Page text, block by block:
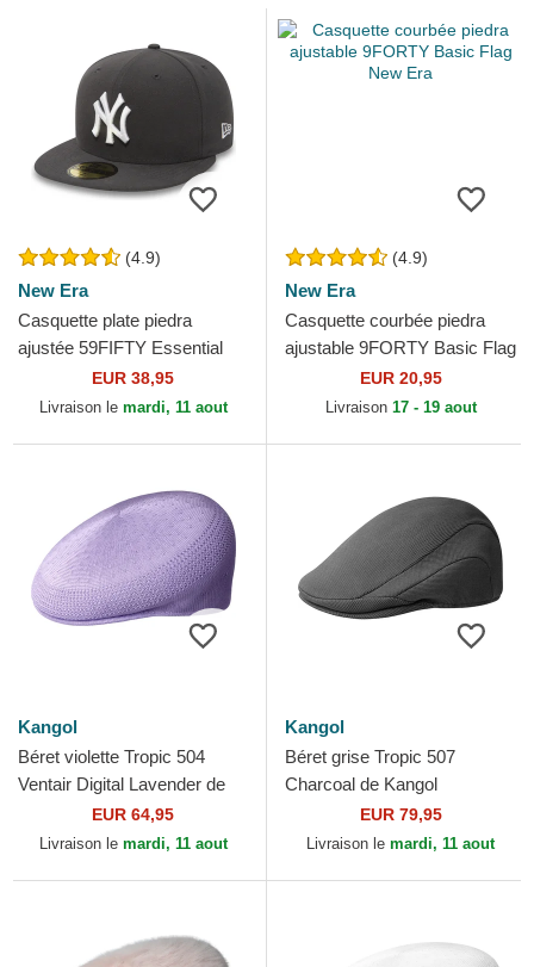
(4.9)
New Era
Casquette plate piedra
ajustée 59FIFTY Essential
New York Yankees MLB
New Era
EUR 38,95
Livraison le mardi, 11 aout
(4.9)
New Era
Casquette courbée piedra
ajustable 9FORTY Basic Flag
EUR 20,95
Livraison 17 - 19 aout
Kangol
Béret violette Tropic 504
Ventair Digital Lavender de
EUR 64,95
Livraison le mardi, 11 aout
Kangol
Béret grise Tropic 507
Charcoal de Kangol
EUR 79,95
Livraison le mardi, 11 aout